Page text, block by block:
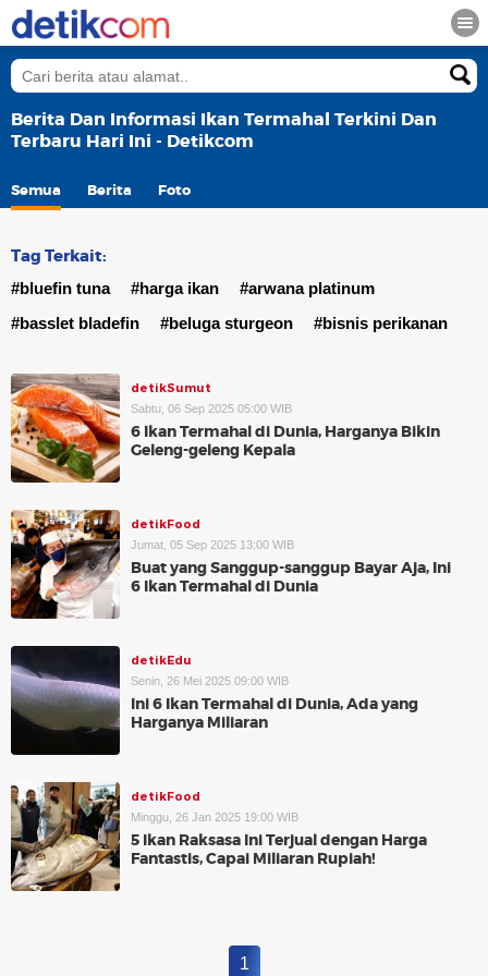
Berita Dan Informasi Ikan Termahal Terkini Dan
Terbaru Hari Ini - Detikcom
Semua Berita Foto
Tag Terkait:
#bluefin tuna #harga ikan
#arwana platinum
#basslet bladefin
#beluga sturgeon #bisnis perikanan
detikSumut
Sabtu, 06 Sep 2025 05:00 WIB
6 Ikan Termahal di Dunia, Harganya Bikin
Geleng-geleng Kepala
detikFood
Jumat, 05 Sep 2025 13:00 WIB
Buat yang Sanggup-sanggup Bayar Aja, Ini
6 Ikan Termahal di Dunia
detikEdu
Senin, 26 Mei 2025 09:00 WIB
Ini 6 Ikan Termahal di Dunia, Ada yang
Harganya Miliaran
detikFood
Minggu, 26 Jan 2025 19:00 WIB
5 Ikan Raksasa Ini Terjual dengan Harga
Fantastis, Capai Miliaran Rupiah!
1